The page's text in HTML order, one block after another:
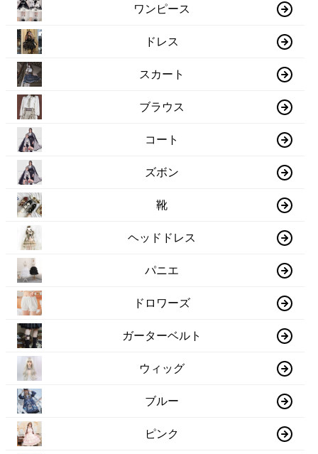
ワンピース
ドレス
スカート
ブラウス
コート
ズボン
靴
ヘッドドレス
パニエ
ドロワーズ
ガーターベルト
ウィッグ
ブルー
ピンク